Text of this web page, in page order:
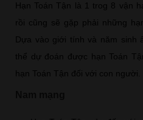
Hạn Toán Tận là 1 trog 8 vận
rồi cũng sẽ gặp phải những
Dựa vào giới tính và năm sinh
thể dự đoán được hạn Toán
hạn Toán Tận đối với con người.